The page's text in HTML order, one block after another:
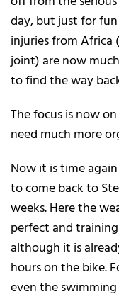
day, but just for
injuries from
joint) are now
to find the way
The focus is now
need much more
Now it is time
to come back to
weeks. Here the
perfect and
although it is
hours on the bike.
even the